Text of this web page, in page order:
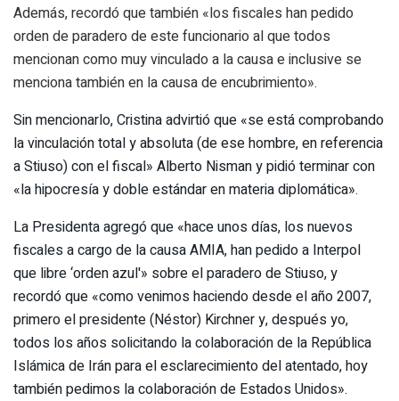
Además, recordó que también «los fiscales han pedido
orden de paradero de este funcionario al que todos
mencionan como muy vinculado a la causa e inclusive se
menciona también en la causa de encubrimiento».
Sin mencionarlo, Cristina advirtió que «se está comprobando
la vinculación total y absoluta (de ese hombre, en referencia
a Stiuso) con el fiscal» Alberto Nisman y pidió terminar con
«la hipocresía y doble estándar en materia diplomática».
La Presidenta agregó que «hace unos días, los nuevos
fiscales a cargo de la causa AMIA, han pedido a Interpol
que libre ‘orden azul'» sobre el paradero de Stiuso, y
recordó que «como venimos haciendo desde el año 2007,
primero el presidente (Néstor) Kirchner y, después yo,
todos los años solicitando la colaboración de la República
Islámica de Irán para el esclarecimiento del atentado, hoy
también pedimos la colaboración de Estados Unidos».